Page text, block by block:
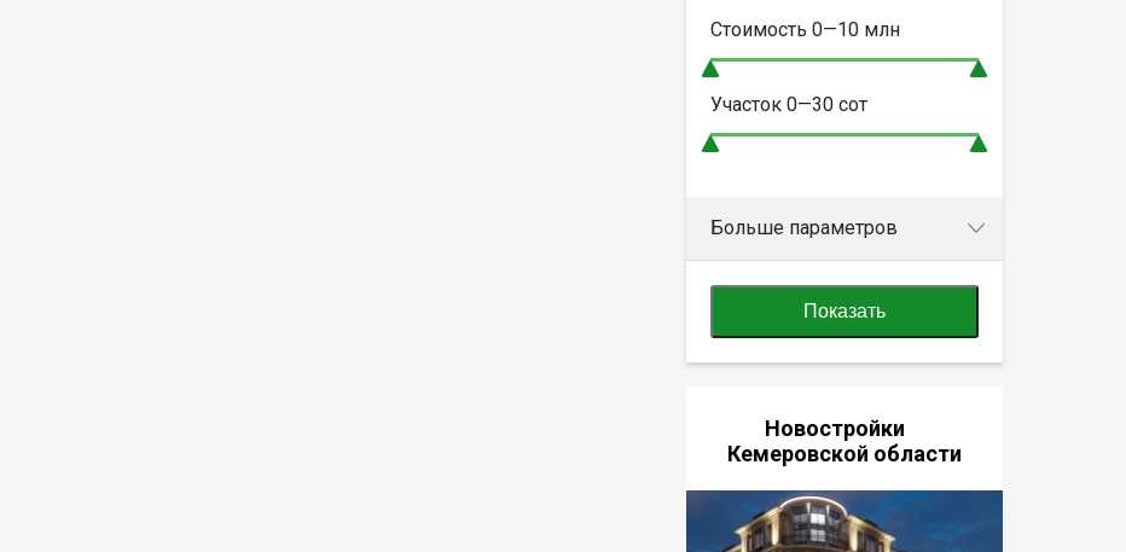
Стоимость 0—10млн
Участок 0—30сот
Больше параметров
Показать
Новостройки
Кемеровской области